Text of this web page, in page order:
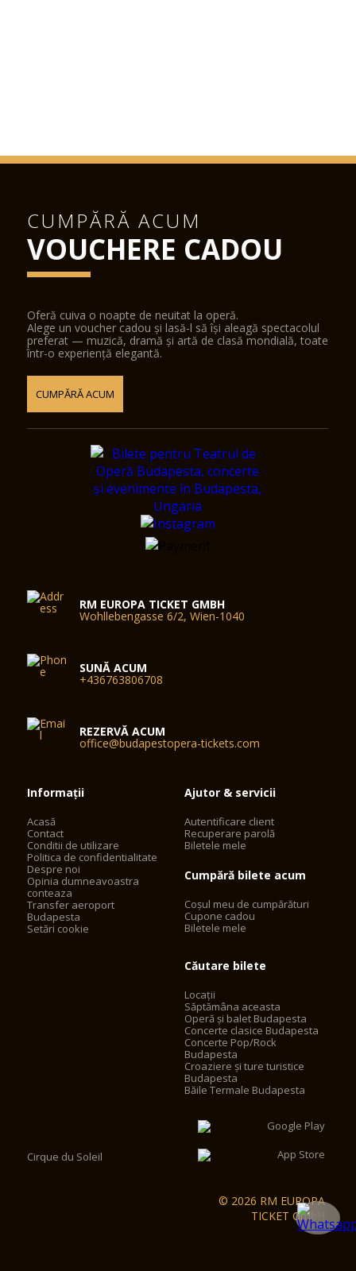
CUMPĂRĂ ACUM
VOUCHERE CADOU
Oferă cuiva o noapte de neuitat la operă.
Alege un voucher cadou și lasă-l să își aleagă spectacolul
preferat — muzică, dramă și artă de clasă mondială, toate
într-o experiență elegantă.
CUMPĂRĂ ACUM
RM EUROPA TICKET GMBH
Wohllebengasse 6/2, Wien-1040
SUNĂ ACUM
+436763806708
REZERVĂ ACUM
office@budapestopera-tickets.com
Informații
Acasă
Contact
Conditii de utilizare
Politica de confidentialitate
Despre noi
Opinia dumneavoastra
conteaza
Transfer aeroport
Budapesta
Setări cookie
Ajutor & servicii
Autentificare client
Recuperare parolă
Biletele mele
Cumpără bilete acum
Coșul meu de cumpărături
Cupone cadou
Biletele mele
Căutare bilete
Locații
Săptămâna aceasta
Operă și balet Budapesta
Concerte clasice Budapesta
Concerte Pop/Rock
Budapesta
Croaziere și ture turistice
Budapesta
Băile Termale Budapesta
Cirque du Soleil
© 2026 RM EUROPA
TICKET GmbH